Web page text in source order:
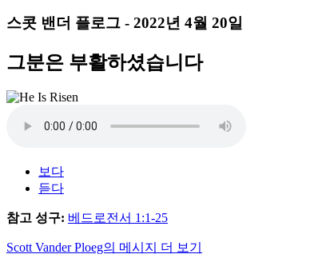
스콧 밴더 플로그 - 2022년 4월 20일
그분은 부활하셨습니다
보다
듣다
참고 성구: 베드로전서 1:1-25
Scott Vander Ploeg의 메시지 더 보기